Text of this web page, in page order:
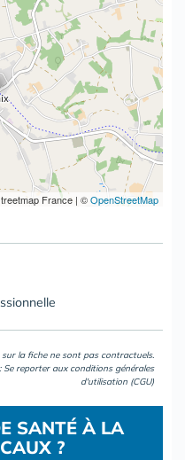
France | ©OpenStreetMap
la fiche ne sont pas contractuels.
Se reporter aux conditions générales
d'utilisation (CGU)
SANTÉ À LA
?